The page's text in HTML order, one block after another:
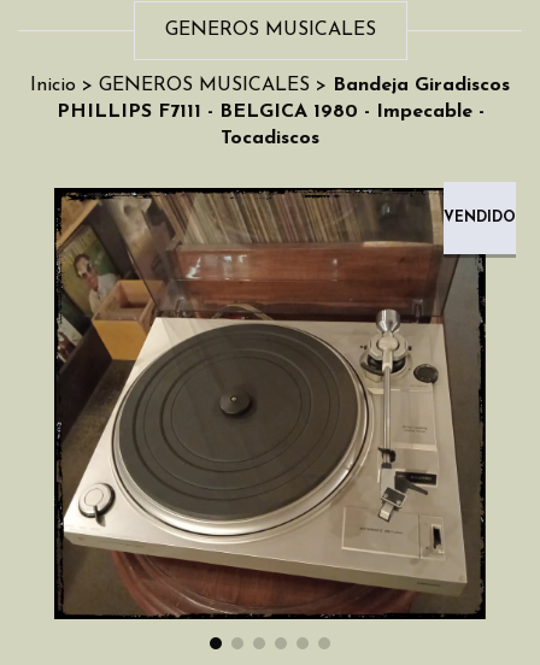
GENEROS MUSICALES
Inicio > GENEROS MUSICALES >
Bandeja Giradiscos
PHILLIPS F7111 - BELGICA 1980 - Impecable -
Tocadiscos
VENDIDO